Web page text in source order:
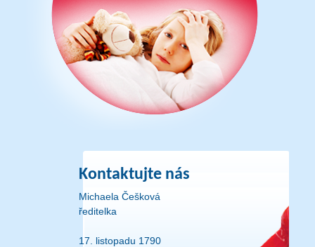
Kontaktujte nás
Michaela Češková
ředitelka
17. listopadu 1790